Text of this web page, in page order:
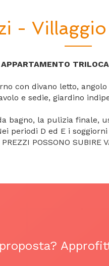
-
APPARTAMENTO
con divano letto,
e sedie, giardino
bagno, la pulizia finale,
periodi D ed E i
POSSONO SUBIRE